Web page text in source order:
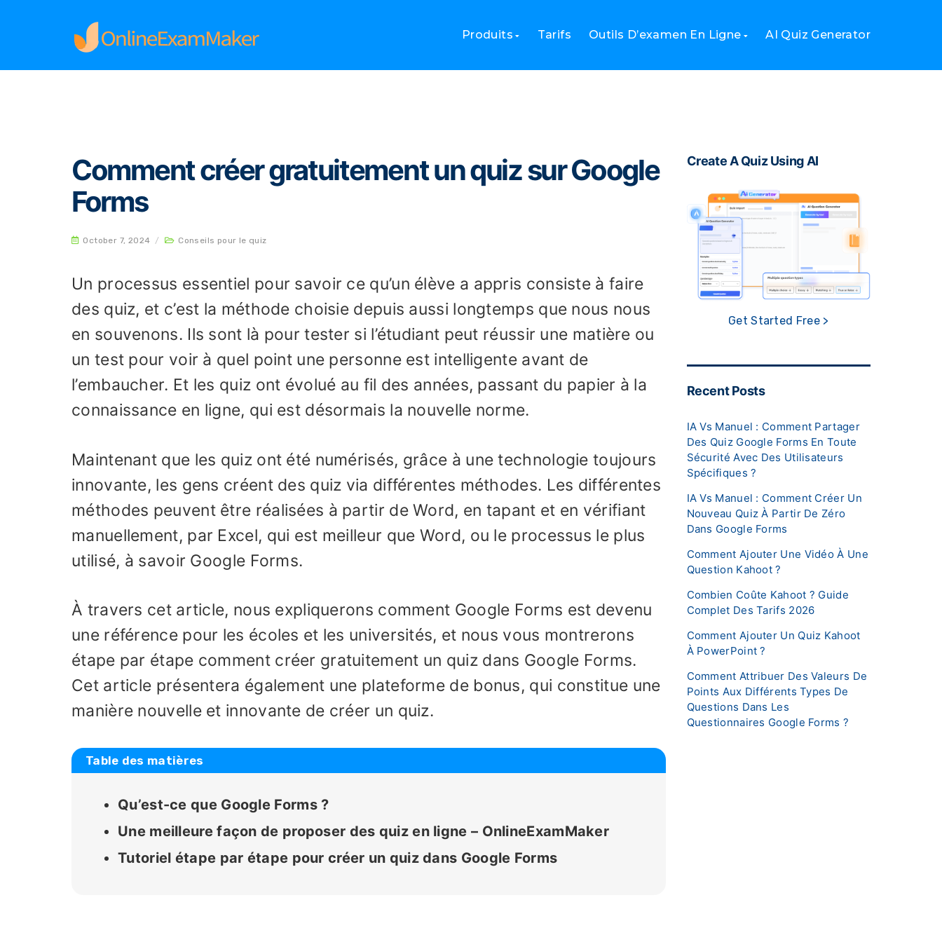
Produits Tarifs Outils D’examen En Ligne AI Quiz Generator
Home
Comment créer gratuitement un quiz sur Google
Forms
October 7, 2024 / Conseils pour le quiz
Un processus essentiel pour savoir ce qu’un élève a appris consiste à faire
des quiz, et c’est la méthode choisie depuis aussi longtemps que nous nous
en souvenons. Ils sont là pour tester si l’étudiant peut réussir une matière ou
un test pour voir à quel point une personne est intelligente avant de
l’embaucher. Et les quiz ont évolué au fil des années, passant du papier à la
connaissance en ligne, qui est désormais la nouvelle norme.
Maintenant que les quiz ont été numérisés, grâce à une technologie toujours
innovante, les gens créent des quiz via différentes méthodes. Les différentes
méthodes peuvent être réalisées à partir de Word, en tapant et en vérifiant
manuellement, par Excel, qui est meilleur que Word, ou le processus le plus
utilisé, à savoir Google Forms.
À travers cet article, nous expliquerons comment Google Forms est devenu
une référence pour les écoles et les universités, et nous vous montrerons
étape par étape comment créer gratuitement un quiz dans Google Forms.
Cet article présentera également une plateforme de bonus, qui constitue une
manière nouvelle et innovante de créer un quiz.
Table des matières
Qu’est-ce que Google Forms ?
Une meilleure façon de proposer des quiz en ligne – OnlineExamMaker
Tutoriel étape par étape pour créer un quiz dans Google Forms
Create A Quiz Using AI
Get Started Free >
Recent Posts
IA Vs Manuel : Comment Partager
Des Quiz Google Forms En Toute
Sécurité Avec Des Utilisateurs
Spécifiques ?
IA Vs Manuel : Comment Créer Un
Nouveau Quiz À Partir De Zéro
Dans Google Forms
Comment Ajouter Une Vidéo À Une
Question Kahoot ?
Combien Coûte Kahoot ? Guide
Complet Des Tarifs 2026
Comment Ajouter Un Quiz Kahoot
À PowerPoint ?
Comment Attribuer Des Valeurs De
Points Aux Différents Types De
Questions Dans Les
Questionnaires Google Forms ?